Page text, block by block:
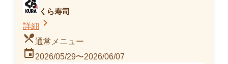
くら寿司
詳細 chevron_right
restaurant_menu通常メニュー
event 2026/05/29〜2026/06/07